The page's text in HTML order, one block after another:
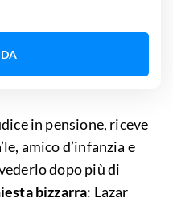
in pensione, riceve
amico d’infanzia e
dopo più di
bizzarra: Lazar